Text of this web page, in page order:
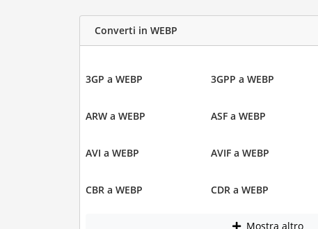
Converti in WEBP
3GP a WEBP 3GPP a WEBP
ARW a WEBP ASF a WEBP
AVI a WEBP AVIF a WEBP
CBR a WEBP CDR a WEBP
Mostra altro